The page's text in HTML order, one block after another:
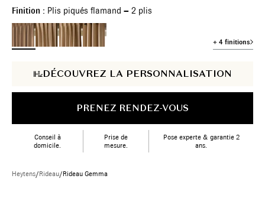
Finition : Plis piqués flamand – 2 plis
+ 4 finitions
DÉCOUVREZ LA PERSONNALISATION
PRENEZ RENDEZ-VOUS
Conseil à
domicile.
Prise de
mesure.
Pose experte & garantie 2
ans.
Heytens/Rideau/Rideau Gemma